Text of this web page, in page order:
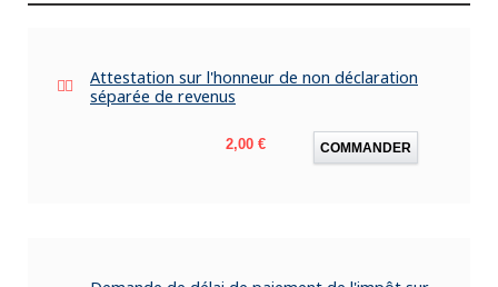
Attestation sur l'honneur de non déclaration
séparée de revenus
Prix
2,00 € COMMANDER